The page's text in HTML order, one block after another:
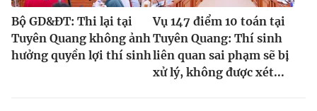
Bộ GD&ĐT: Thi lại tại
Tuyên Quang không ảnh
hưởng quyền lợi thí sinh
Vụ 147 điểm 10 toán tại
Tuyên Quang: Thí sinh
liên quan sai phạm sẽ bị
xử lý, không được xét...